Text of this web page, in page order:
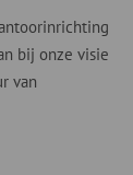
bij onze visie
van